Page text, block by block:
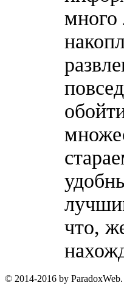
много
что,
© 2014-2016 by